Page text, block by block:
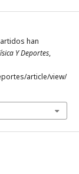
han
Y Deportes,
article/view/